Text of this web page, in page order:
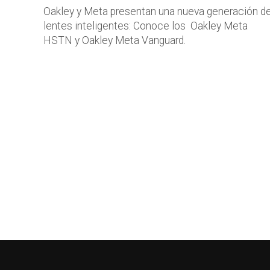
Oakley y Meta presentan una nueva generación
lentes inteligentes: Conoce los Oakley Meta
HSTN y Oakley Meta Vanguard.